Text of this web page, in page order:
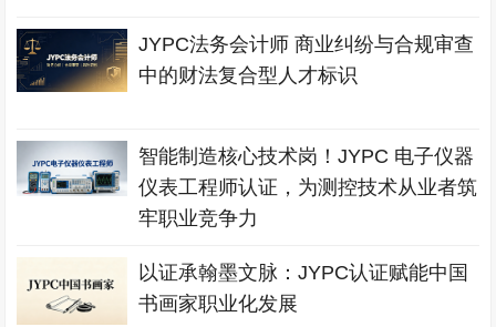
JYPC法务会计师 商业纠纷与合规审查
中的财法复合型人才标识
智能制造核心技术岗！JYPC 电子仪器
仪表工程师认证，为测控技术从业者筑
牢职业竞争力
以证承翰墨文脉：JYPC认证赋能中国
书画家职业化发展